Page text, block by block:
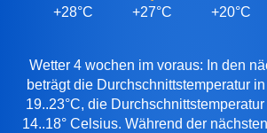
+28°C +27°C +20°C
Wetter 4 wochen im voraus: In den
beträgt die Durchschnittstemperatur
19..23°C, die
14..18° Celsius. Während der